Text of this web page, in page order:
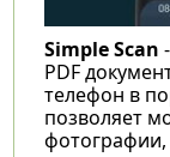
Simple Scan
PDF
телефон в
позволяет
фотографии,